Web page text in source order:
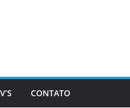
CONTATO